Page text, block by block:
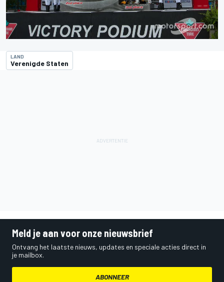
LAND
Verenigde Staten
Meld je aan voor onze nieuwsbrief
Ontvang het laatste nieuws, updates en speciale acties direct in
je mailbox.
ABONNEER